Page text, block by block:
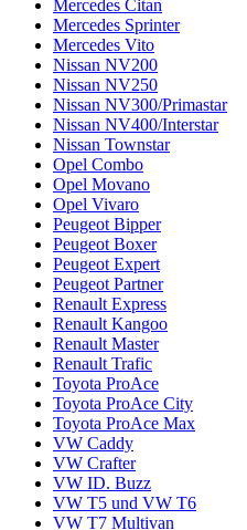
Mercedes Citan
Mercedes Sprinter
Mercedes Vito
Nissan NV200
Nissan NV250
Nissan NV300/Primastar
Nissan NV400/Interstar
Nissan Townstar
Opel Combo
Opel Movano
Opel Vivaro
Peugeot Bipper
Peugeot Boxer
Peugeot Expert
Peugeot Partner
Renault Express
Renault Kangoo
Renault Master
Renault Trafic
Toyota ProAce
Toyota ProAce City
Toyota ProAce Max
VW Caddy
VW Crafter
VW ID. Buzz
VW T5 und VW T6
VW T7 Multivan